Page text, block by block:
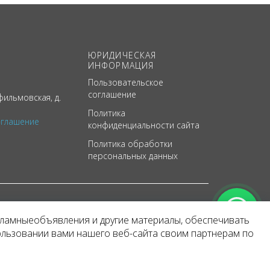
д.
ЮРИДИЧЕСКАЯ
ИНФОРМАЦИЯ
Пользовательское
соглашение
Политика
конфиденциальности сайта
Политика обработки
персональных данных
и другие материалы, обеспечивать
вами нашего веб-сайта своим партнерам по